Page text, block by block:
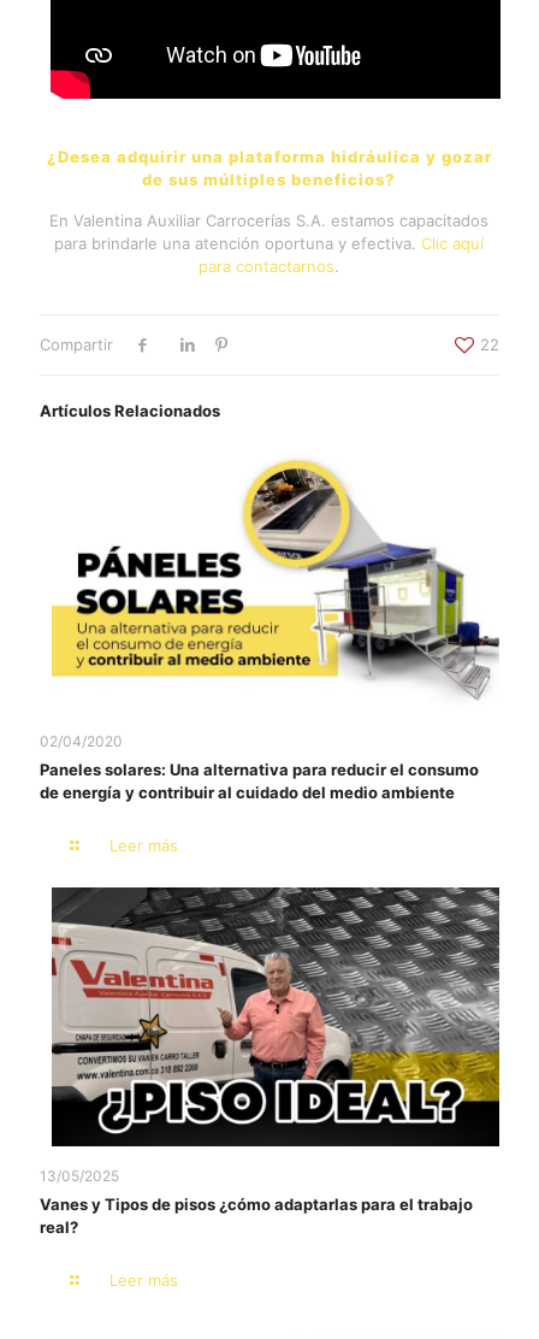
¿Desea adquirir una plataforma hidráulica y gozar
de sus múltiples beneficios?
En Valentina Auxiliar Carrocerías S.A. estamos capacitados
para brindarle una atención oportuna y efectiva.Clic aquí
para contactarnos.
Compartir 22
Artículos Relacionados
02/04/2020
Paneles solares: Una alternativa para reducir el consumo
de energía y contribuir al cuidado del medio ambiente
Leer más
13/05/2025
Vanes y Tipos de pisos ¿cómo adaptarlas para el trabajo
real?
Leer más